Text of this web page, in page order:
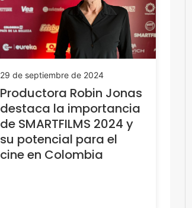
29 de septiembre de 2024
Productora Robin Jonas
destaca la importancia
de SMARTFILMS 2024 y
su potencial para el
cine en Colombia